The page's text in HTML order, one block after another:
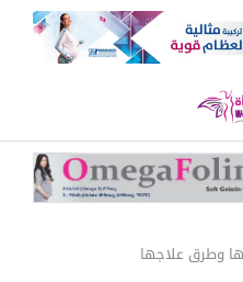
وطرق علاجها